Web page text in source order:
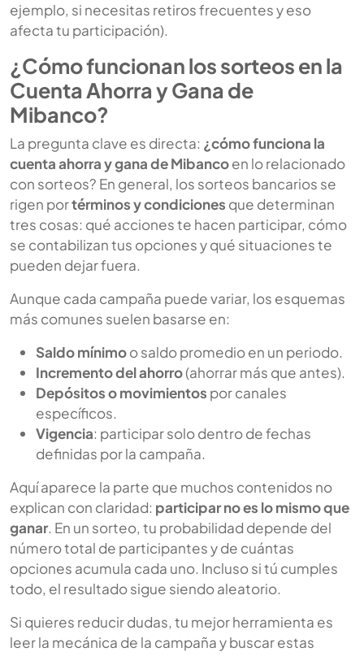
ejemplo, si necesitas retiros frecuentes y eso
afecta tu participación).
¿Cómo funcionan los sorteos en la
Cuenta Ahorra y Gana de
Mibanco?
La pregunta clave es directa: ¿cómo funciona la
cuenta ahorra y gana de Mibancoen lo relacionado
con sorteos? En general, los sorteos bancarios se
rigen portérminos y condiciones que determinan
tres cosas: qué acciones te hacen participar, cómo
se contabilizan tus opciones y qué situaciones te
pueden dejar fuera.
Aunque cada campaña puede variar, los esquemas
más comunes suelen basarse en:
Saldo mínimoo saldo promedio en un periodo.
Incremento del ahorro(ahorrar más que antes).
Depósitos o movimientos por canales
específicos.
Vigencia: participar solo dentro de fechas
definidas por la campaña.
Aquí aparece la parte que muchos contenidos no
explican con claridad: participar no es lo mismo que
ganar. En un sorteo, tu probabilidad depende del
número total de participantes y de cuántas
opciones acumula cada uno. Incluso si tú cumples
todo, el resultado sigue siendo aleatorio.
Si quieres reducir dudas, tu mejor herramienta es
leer la mecánica de la campaña y buscar estas